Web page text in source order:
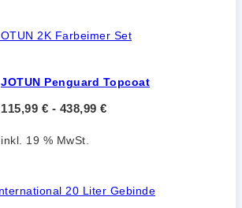
JOTUN Penguard Topcoat
115,99 € - 438,99 €
inkl. 19 % MwSt.